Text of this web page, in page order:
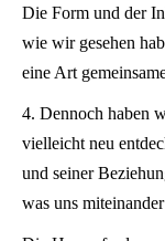
Die Form und der
wie wir gesehen
eine Art
4. Dennoch haben
vielleicht neu
und seiner
was uns